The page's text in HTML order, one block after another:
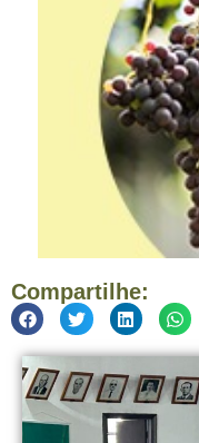
Compartilhe: